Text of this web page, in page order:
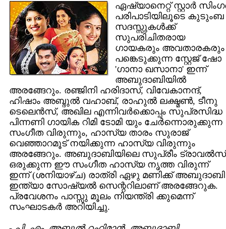
ഏഷ്യാനെറ്റ് സ്റ്റാര്‍
പരിപാടിയിലൂടെ കുടുംബ
സദസ്സുകള്‍ക്ക്
സുപരിചിതരായ
ഗായകരും അവതാരകരും
പങ്കെടുക്കുന്ന സ്റ്റേജ് ഷോ
'ഗാനാ ഖസാനാ' ഇന്ന്
അബുദാബിയില്‍
അരങ്ങേറും. രഞ്ജിനി ഹരിദാസ്, വിവേകാനന്ദ്,
ഹിഷാം അബ്ദുല്‍ വഹാബ്, രാഹുല്‍ ലക്ഷ്മണ്‍, ടീനു
ടെലെന്‍സ്, അഖില എന്നിവര്‍ക്കൊപ്പം സുപ്രസിദ്ധ
പിന്നണി ഗായിക റിമി ടോമി യും ചേര്‍ന്നൊരുക്കുന്ന
സംഗീത വിരുന്നും, ഹാസ്യ താരം സുരാജ്
വെഞ്ഞാറമൂട് നയിക്കുന്ന ഹാസ്യ വിരുന്നും
അരങ്ങേറും. അബുദാബിയിലെ സുപ്രീം ട്രാവല്‍സ്
ഒരുക്കുന്ന ഈ സംഗീത ഹാസ്യ നൃത്ത വിരുന്ന്‌
ഇന്ന് (ശനിയാഴ്ച) രാത്രി ഏഴു മണിക്ക് അബുദാബി
ഇന്ത്യാ സോഷ്യല്‍ സെന്ററിലാണ് അരങ്ങേറുക.
പ്രവേശനം പാസ്സു മൂലം നിയന്ത്രി ക്കുമെന്ന്
സംഘാടകര്‍ അറിയിച്ചു.